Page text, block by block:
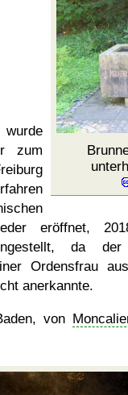
zum
eröffnet,
da
Ordensfrau
anerkannte.
von